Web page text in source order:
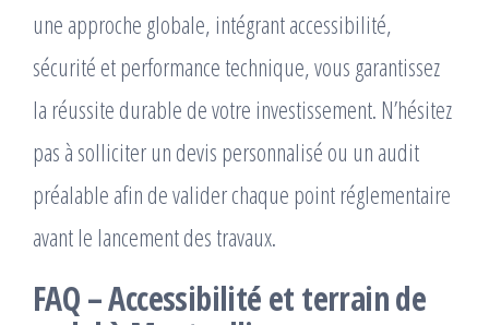
une approche globale, intégrant accessibilité,
sécurité et performance technique, vous garantissez
la réussite durable de votre investissement. N’hésitez
pas à solliciter un devis personnalisé ou un audit
préalable afin de valider chaque point réglementaire
avant le lancement des travaux.
FAQ – Accessibilité et terrain de